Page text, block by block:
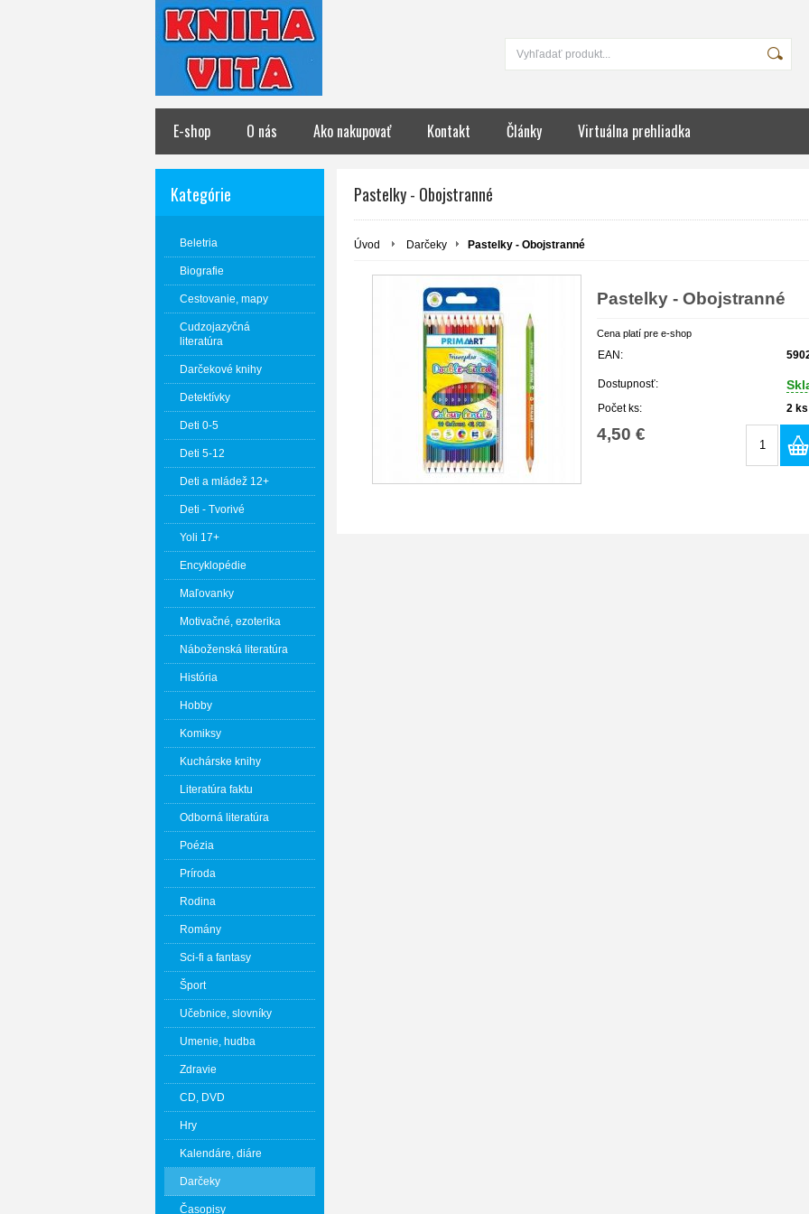
E-shop O nás Ako nakupovať Kontakt Články Virtuálna prehliadka
Kategórie
Beletria
Biografie
Cestovanie, mapy
Cudzojazyčná
literatúra
Darčekové knihy
Detektívky
Deti 0-5
Deti 5-12
Deti a mládež 12+
Deti - Tvorivé
Yoli 17+
Encyklopédie
Maľovanky
Motivačné, ezoterika
Náboženská literatúra
História
Hobby
Komiksy
Kuchárske knihy
Literatúra faktu
Odborná literatúra
Poézia
Príroda
Rodina
Romány
Sci-fi a fantasy
Šport
Učebnice, slovníky
Umenie, hudba
Zdravie
CD, DVD
Hry
Kalendáre, diáre
Darčeky
Časopisy
Pastelky - Obojstranné
Úvod Darčeky Pastelky - Obojstranné
Pastelky - Obojstranné
Cena platí pre e-shop
EAN:
Dostupnosť:
Počet ks: 2 ks
4,50 €